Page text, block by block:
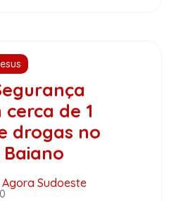
de 1
drogas no
Agora Sudoeste